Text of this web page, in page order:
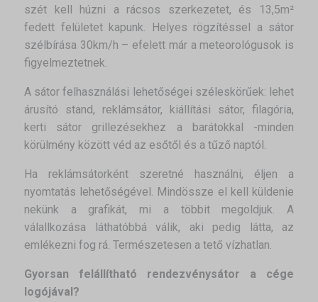
szét kell húzni a rácsos szerkezetet, és 13,5m²
fedett felületet kapunk. Helyes rögzítéssel a sátor
szélbírása 30km/h – efelett már a meteorológusok is
figyelmeztetnek.
A sátor felhasználási lehetőségei széleskörűek: lehet
árusító stand, reklámsátor, kiállítási sátor, filagória,
kerti sátor grillezésekhez a barátokkal -minden
körülmény között véd az esőtől és a tűző naptól.
Ha reklámsátorként szeretné használni, éljen a
nyomtatás lehetőségével. Mindössze el kell küldenie
nekünk a grafikát, mi a többit megoldjuk. A
válallkozása láthatóbbá válik, aki pedig látta, az
emlékezni fog rá. Természetesen a tető vízhatlan.
Gyorsan felállítható rendezvénysátor a cége
logójával?